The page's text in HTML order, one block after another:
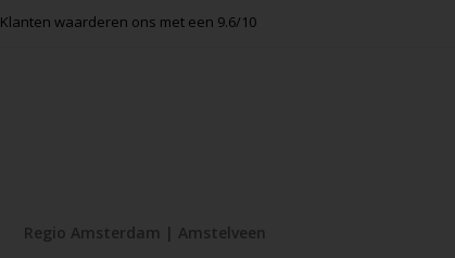
Klanten waarderen ons met een 9.6/10
Regio Amsterdam | Amstelveen